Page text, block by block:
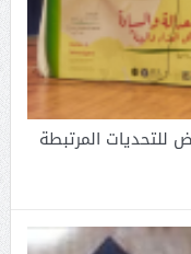
للتحديات المرتبطة